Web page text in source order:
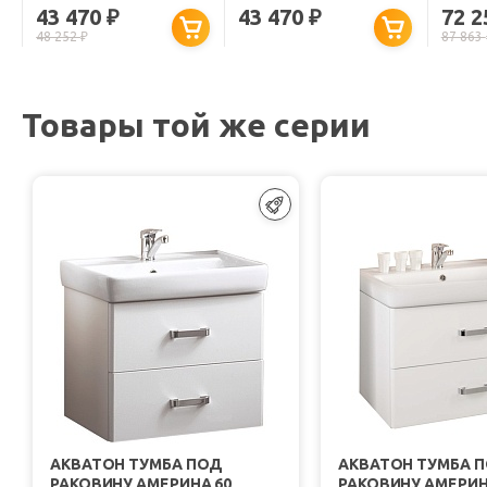
"АМЕРИНА 70 Н"
БЕЛАЯ L
43 470₽
48 252₽
"АМЕРИНА 70 Н"
БЕЛАЯ R
43 470₽ 72
87 863
Товары той же серии
АКВАТОН ТУМБА ПОД
АКВАТОН ТУМБА